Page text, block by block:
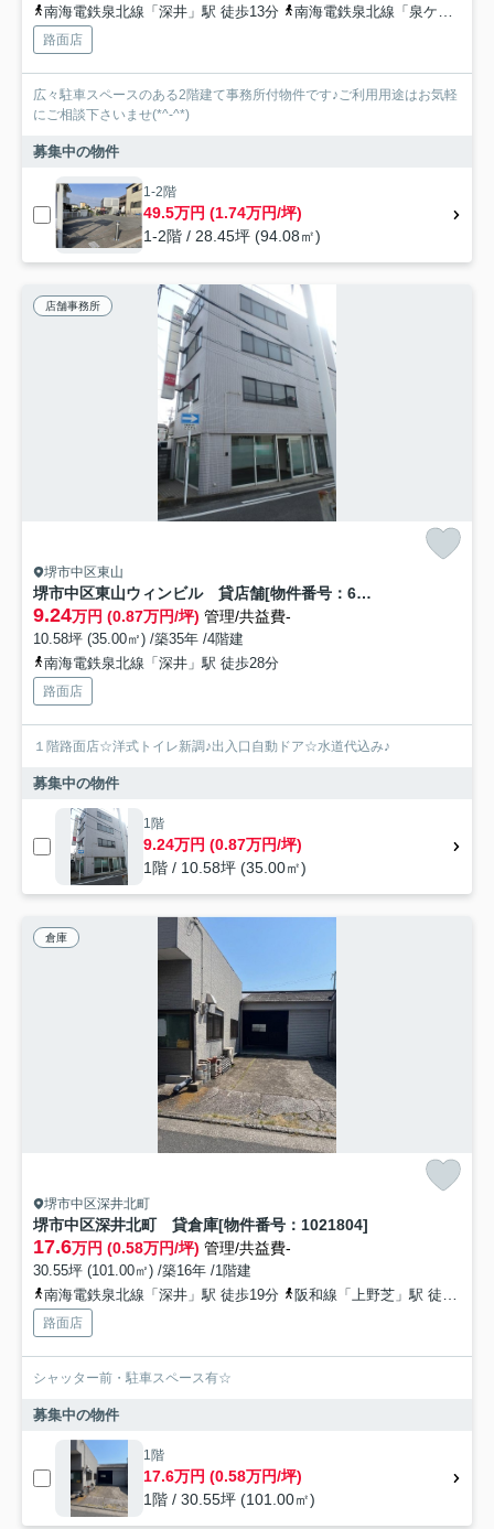
南海電鉄泉北線「深井」駅 徒歩13分 南海電鉄泉北線「泉ケ丘」駅 徒歩47分
路面店
広々駐車スペースのある2階建て事務所付物件です♪ご利用用途はお気軽
にご相談下さいませ(*^-^*)
募集中の物件
1-2階
49.5万円 (1.74万円/坪)
1-2階 / 28.45坪 (94.08㎡)
店舗事務所
堺市中区東山
堺市中区東山ウィンビル 貸店舗[物件番号：688782]
9.24万円 (0.87万円/坪) 管理/共益費-
10.58坪 (35.00㎡) /築35年 /4階建
南海電鉄泉北線「深井」駅 徒歩28分
路面店
１階路面店☆洋式トイレ新調♪出入口自動ドア☆水道代込み♪
募集中の物件
1階
9.24万円 (0.87万円/坪)
1階 / 10.58坪 (35.00㎡)
倉庫
堺市中区深井北町
堺市中区深井北町 貸倉庫[物件番号：1021804]
17.6万円 (0.58万円/坪) 管理/共益費-
30.55坪 (101.00㎡) /築16年 /1階建
南海電鉄泉北線「深井」駅 徒歩19分
阪和線「上野芝」駅 徒歩23分
路面店
シャッター前・駐車スペース有☆
募集中の物件
1階
17.6万円 (0.58万円/坪)
1階 / 30.55坪 (101.00㎡)